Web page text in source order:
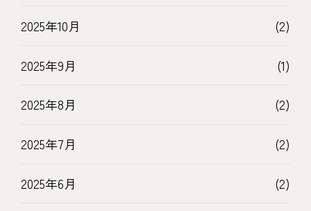
2025年10月 (2)
2025年9月 (1)
2025年8月 (2)
2025年7月 (2)
2025年6月 (2)